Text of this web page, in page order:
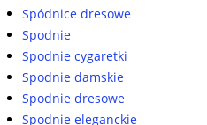
Spódnice dresowe
Spodnie
Spodnie cygaretki
Spodnie damskie
Spodnie dresowe
Spodnie eleganckie